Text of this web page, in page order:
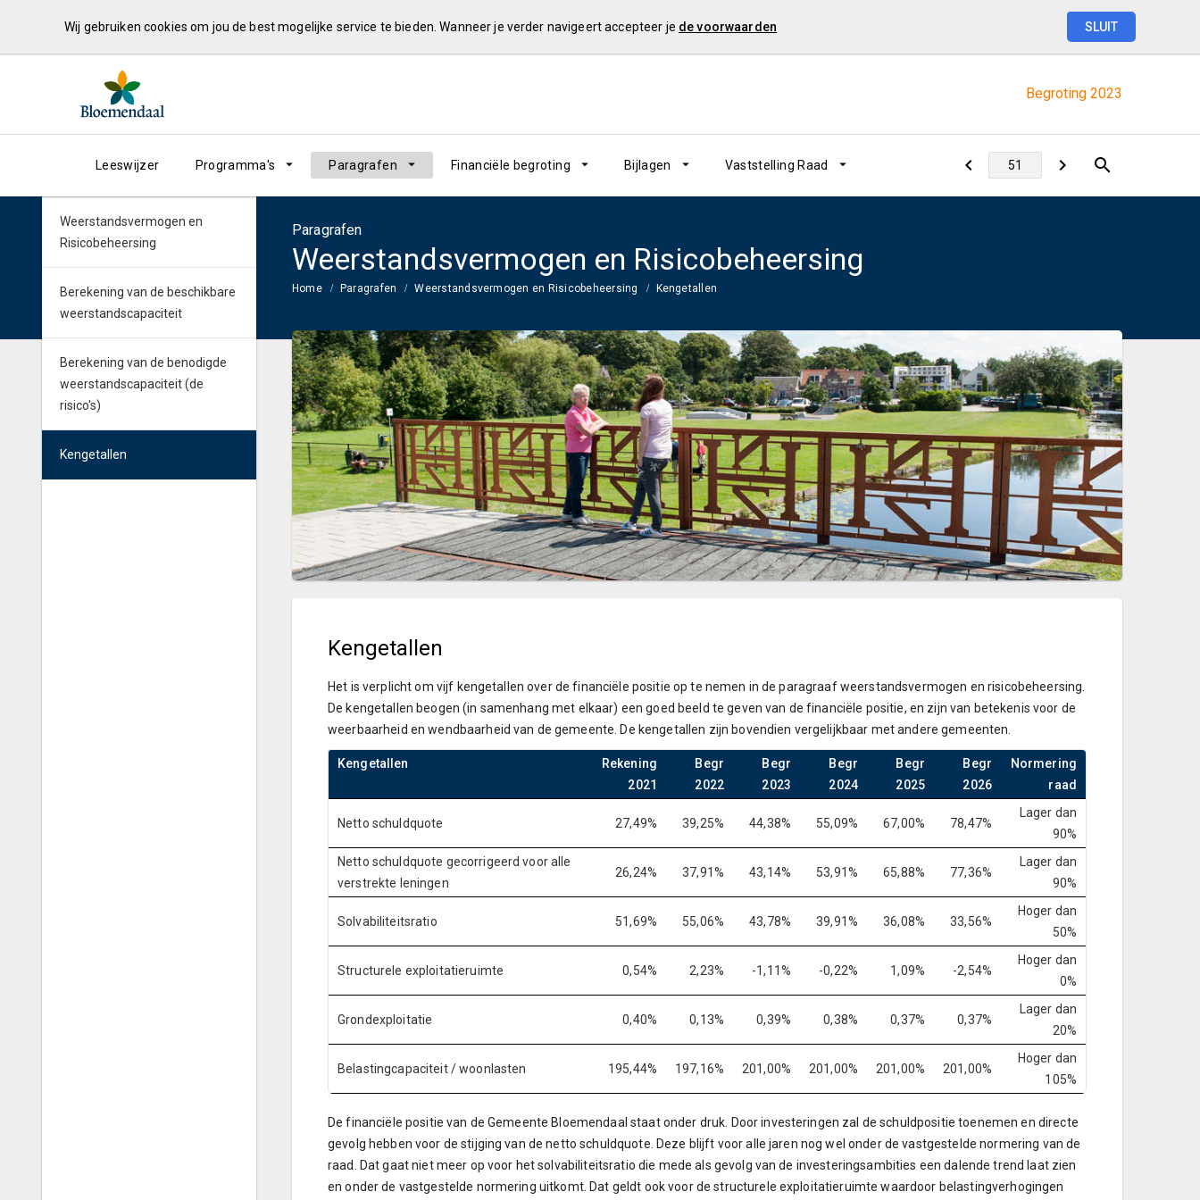
Wij gebruiken cookies om jou de best mogelijke service te bieden. Wanneer je verder navigeert accepteer je de voorwaarden SLUIT
Begroting 2023
Leeswijzer Programma's Paragrafen Financiële begroting Bijlagen Vaststelling Raad
Paragrafen
Weerstandsvermogen en Risicobeheersing
Home Paragrafen Weerstandsvermogen en Risicobeheersing Kengetallen
Weerstandsvermogen en
Risicobeheersing
Berekening van de beschikbare
weerstandscapaciteit
Berekening van de benodigde
weerstandscapaciteit (de
risico's)
Kengetallen
Kengetallen
Het is verplicht om vijf kengetallen over de financiële positie op te nemen in de paragraaf weerstandsvermogen en risicobeheersing.
De kengetallen beogen (in samenhang met elkaar) een goed beeld te geven van de financiële positie, en zijn van betekenis voor de
weerbaarheid en wendbaarheid van de gemeente. De kengetallen zijn bovendien vergelijkbaar met andere gemeenten.
Kengetallen
Rekening
2021
Begr
2022
Begr
2023
Begr
2024
Begr
2025
Begr
2026
Normering
raad
Netto schuldquote 27,49% 39,25% 44,38% 55,09% 67,00% 78,47%
Lager dan
90%
Netto schuldquote gecorrigeerd voor alle
verstrekte leningen
26,24% 37,91% 43,14% 53,91% 65,88% 77,36%
Lager dan
90%
Solvabiliteitsratio 51,69% 55,06% 43,78% 39,91% 36,08% 33,56%
Hoger dan
50%
Structurele exploitatieruimte 0,54% 2,23% -1,11% -0,22% 1,09% -2,54%
Hoger dan
0%
Grondexploitatie 0,40% 0,13% 0,39% 0,38% 0,37% 0,37%
Lager dan
20%
Belastingcapaciteit / woonlasten 195,44% 197,16% 201,00% 201,00% 201,00% 201,00%
Hoger dan
105%
De financiële positie van de Gemeente Bloemendaal staat onder druk. Door investeringen zal de schuldpositie toenemen en directe
gevolg hebben voor de stijging van de netto schuldquote. Deze blijft voor alle jaren nog wel onder de vastgestelde normering van de
raad. Dat gaat niet meer op voor het solvabiliteitsratio die mede als gevolg van de investeringsambities een dalende trend laat zien
en onder de vastgestelde normering uitkomt. Dat geldt ook voor de structurele exploitatieruimte waardoor belastingverhogingen